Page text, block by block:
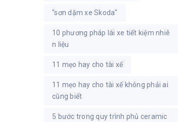
"sơn dặm xe Skoda"
10 phương pháp lái xe tiết kiệm nhiê
n liệu
11 mẹo hay cho tài xế
11 mẹo hay cho tài xế không phải ai
cũng biết
5 bước trong quy trình phủ ceramic